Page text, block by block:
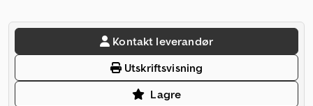
Kontakt leverandør
Utskriftsvisning
Lagre